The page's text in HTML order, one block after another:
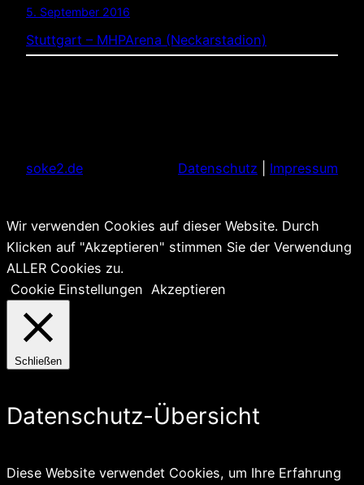
5. September 2016
Stuttgart – MHPArena (Neckarstadion)
soke2.de Datenschutz Impressum
Wir verwenden Cookies auf dieser Website. Durch
Klicken auf "Akzeptieren" stimmen Sie der Verwendung
ALLER Cookies zu.
Cookie Einstellungen Akzeptieren
Schließen
Datenschutz-Übersicht
Diese Website verwendet Cookies, um Ihre Erfahrung